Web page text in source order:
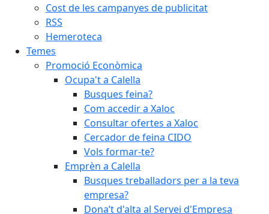
Cost de les campanyes de publicitat
RSS
Hemeroteca
Temes
Promoció Econòmica
Ocupa't a Calella
Busques feina?
Com accedir a Xaloc
Consultar ofertes a Xaloc
Cercador de feina CIDO
Vols formar-te?
Emprèn a Calella
Busques treballadors per a la teva
empresa?
Dona’t d'alta al Servei d'Empresa